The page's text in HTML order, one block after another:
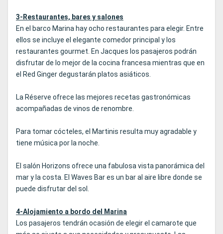
3-Restaurantes, bares y salones
En el barco Marina hay ocho restaurantes para elegir. Entre
ellos se incluye el elegante comedor principal y los
restaurantes gourmet. En Jacques los pasajeros podrán
disfrutar de lo mejor de la cocina francesa mientras que en
el Red Ginger degustarán platos asiáticos.
La Réserve ofrece las mejores recetas gastronómicas
acompañadas de vinos de renombre.
Para tomar cócteles, el Martinis resulta muy agradable y
tiene música por la noche.
El salón Horizons ofrece una fabulosa vista panorámica del
mar y la costa. El Waves Bar es un bar al aire libre donde se
puede disfrutar del sol.
4-Alojamiento a bordo del Marina
Los pasajeros tendrán ocasión de elegir el camarote que